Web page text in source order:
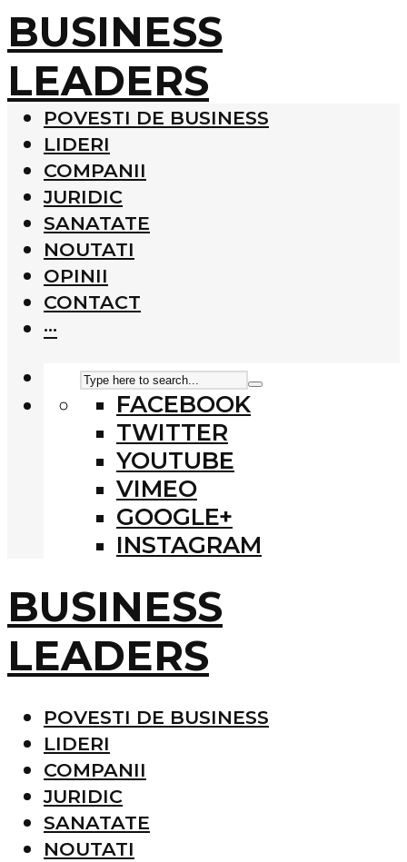
BUSINESS
LEADERS
POVESTI DE BUSINESS
LIDERI
COMPANII
JURIDIC
SANATATE
NOUTATI
OPINII
CONTACT
···
FACEBOOK
TWITTER
YOUTUBE
VIMEO
GOOGLE+
INSTAGRAM
BUSINESS
LEADERS
POVESTI DE BUSINESS
LIDERI
COMPANII
JURIDIC
SANATATE
NOUTATI